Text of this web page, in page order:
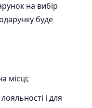
на вибір
буде
місці;
і для